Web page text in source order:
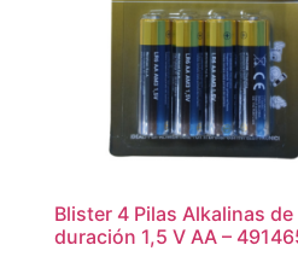
Blister 4 Pilas Alkalinas de
duración 1,5 V AA –